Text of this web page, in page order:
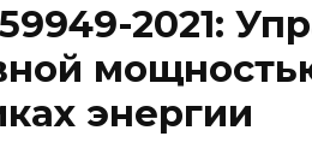
2021:
энергии